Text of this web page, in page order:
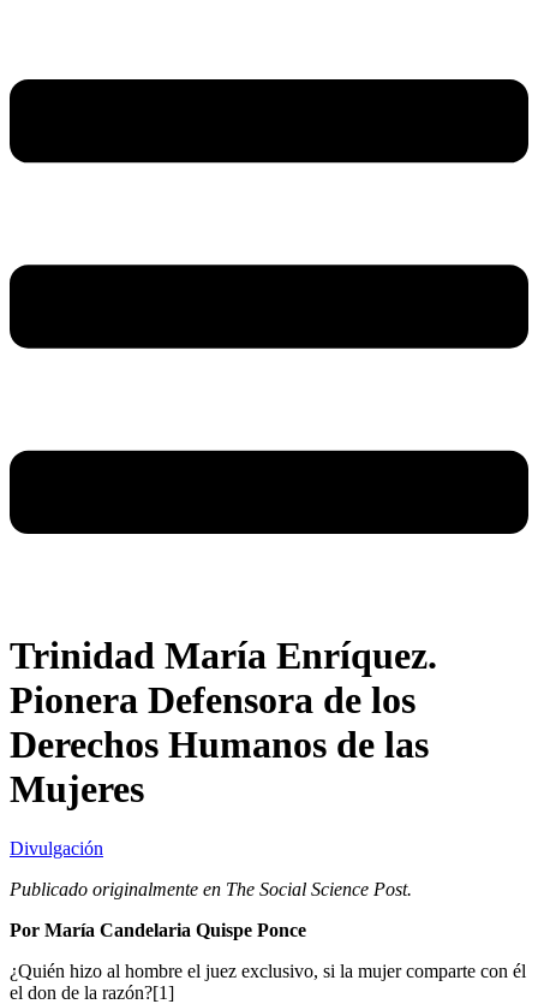
Trinidad María Enríquez.
Pionera Defensora de los
Derechos Humanos de las
Mujeres
Divulgación
Publicado originalmente en The Social Science Post.
Por María Candelaria Quispe Ponce
¿Quién hizo al hombre el juez exclusivo, si la mujer comparte con él
el don de la razón?[1]